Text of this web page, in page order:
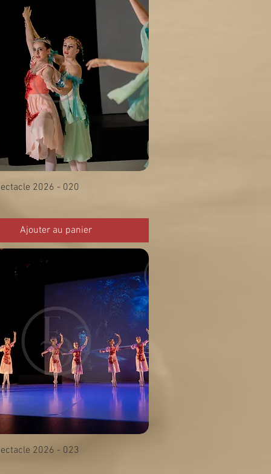
2026 - 020
Ajouter au panier
2026 - 023